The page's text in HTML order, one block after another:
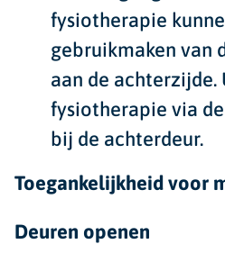
fysiotherapie
gebruikmaken van
aan de
fysiotherapie via
bij de achterdeur.
Toegankelijkheid voor
Deuren openen